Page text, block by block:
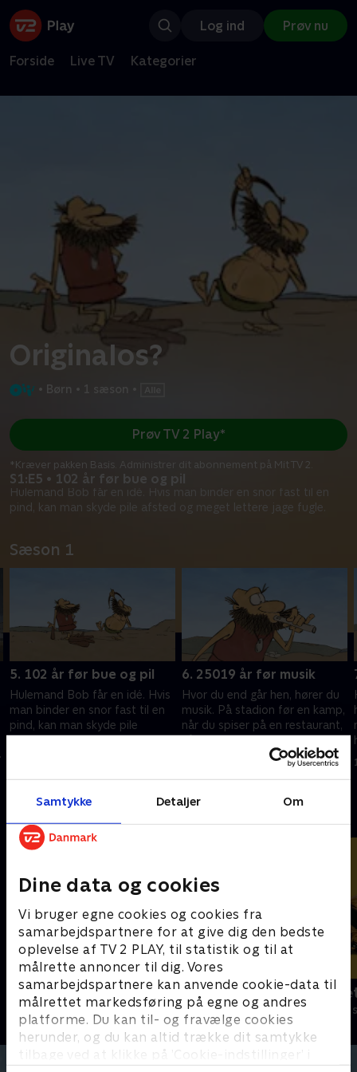
Samtykke Detaljer Om
Dine data og cookies
Vi bruger egne cookies og cookies fra
samarbejdspartnere for at give dig den bedste
oplevelse af TV 2 PLAY, til statistik og til at
målrette annoncer til dig. Vores
samarbejdspartnere kan anvende cookie-data til
målrettet markedsføring på egne og andres
platforme. Du kan til- og fravælge cookies
herunder, og du kan altid trække dit samtykke
tilbage ved at klikke på ’Cookie-indstillinger’ i
Log ind Prøv nu
Forside Live TV Kategorier
Originalos?
• Børn • 1 sæson
S1:E5 • 102 år før bue og pil
Hulemand Bob får en idé. Hvis man binder en snor fast til en
pind, kan man skyde pile afsted og meget lettere jage fugle.
Prøv TV 2 Play*
*Kræver pakken Basis. Administrer dit abonnement på Mit TV 2.
Sæson 1
5. 102 år før bue og pil
Hulemand Bob får en idé. Hvis
man binder en snor fast til en
pind, kan man skyde pile
afsted og meget lettere jage
6. 25019 år før musik
Hvor du end går hen, hører du
musik. På stadion før en kamp,
når du spiser på en restaurant,
når du køber ind i
supermarkedet og selv i
1. december 2020 • 3 min
Alvinnn!!! og de frække jordegern
Børneserier • 1 sæsoner
Spørg
Børneserier • 1